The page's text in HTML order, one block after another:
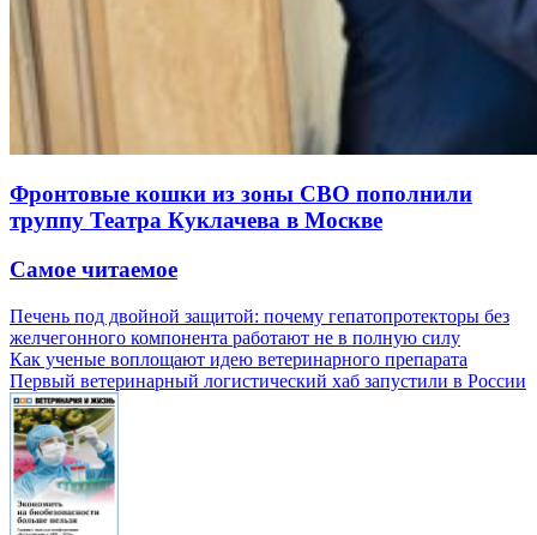
Фронтовые кошки из зоны СВО пополнили
труппу Театра Куклачева в Москве
Самое читаемое
Печень под двойной защитой: почему гепатопротекторы без
желчегонного компонента работают не в полную силу
Как ученые воплощают идею ветеринарного препарата
Первый ветеринарный логистический хаб запустили в России